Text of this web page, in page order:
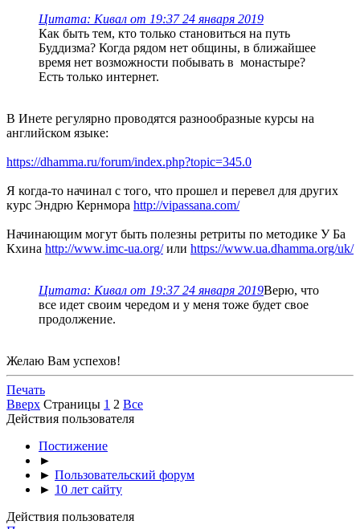
Цитата: Кивал от 19:37 24 января 2019
Как быть тем, кто только становиться на путь
Буддизма? Когда рядом нет общины, в ближайшее
время нет возможности побывать в монастыре?
Есть только интернет.
В Инете регулярно проводятся разнообразные курсы на
английском языке:
https://dhamma.ru/forum/index.php?topic=345.0
Я когда-то начинал с того, что прошел и перевел для других
курс Эндрю Кернмора http://vipassana.com/
Начинающим могут быть полезны ретриты по методике У Ба
Кхина http://www.imc-ua.org/или https://www.ua.dhamma.org/uk/
Цитата: Кивал от 19:37 24 января 2019Верю, что
все идет своим чередом и у меня тоже будет свое
продолжение.
Желаю Вам успехов!
Печать
Вверх Страницы 1 2 Все
Действия пользователя
Постижение
►
► Пользовательский форум
► 10 лет сайту
Действия пользователя